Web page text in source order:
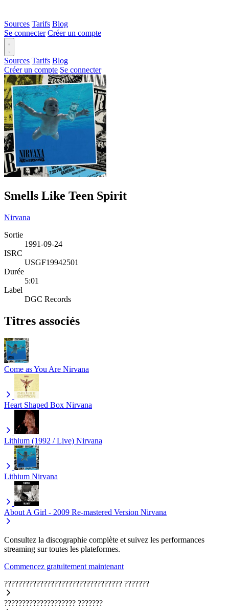
Sources Tarifs Blog
Se connecter Créer un compte
Sources Tarifs Blog
Créer un compte Se connecter
Smells Like Teen Spirit
Nirvana
Sortie
1991-09-24
ISRC
USGF19942501
Durée
5:01
Label
DGC Records
Titres associés
Come as You Are Nirvana
Heart Shaped Box Nirvana
Lithium (1992 / Live) Nirvana
Lithium Nirvana
About A Girl - 2009 Re-mastered Version Nirvana
Consultez la discographie complète et suivez les performances
streaming sur toutes les plateformes.
Commencez gratuitement maintenant
????????????????????????????????? ???????
???????????????????? ???????